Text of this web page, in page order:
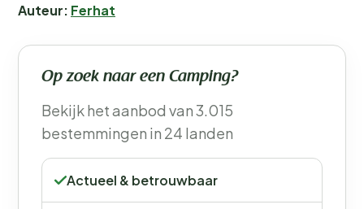
Auteur: Ferhat
Op zoek naar een Camping?
Bekijk het aanbod van 3.015
bestemmingen in 24 landen
Actueel & betrouwbaar